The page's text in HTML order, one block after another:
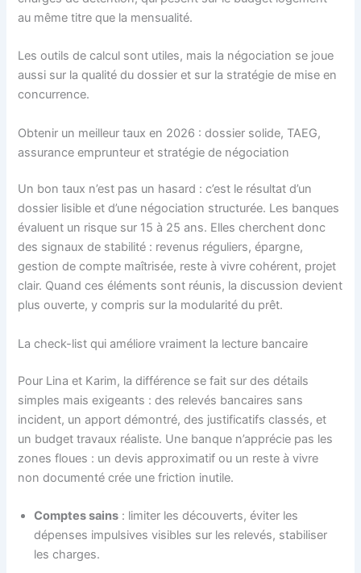
au même titre que la mensualité.
Les outils de calcul sont utiles, mais la négociation se joue
aussi sur la qualité du dossier et sur la stratégie de mise en
concurrence.
Obtenir un meilleur taux en 2026 : dossier solide, TAEG,
assurance emprunteur et stratégie de négociation
Un bon taux n’est pas un hasard : c’est le résultat d’un
dossier lisible et d’une négociation structurée. Les banques
évaluent un risque sur 15 à 25 ans. Elles cherchent donc
des signaux de stabilité : revenus réguliers, épargne,
gestion de compte maîtrisée, reste à vivre cohérent, projet
clair. Quand ces éléments sont réunis, la discussion devient
plus ouverte, y compris sur la modularité du prêt.
La check-list qui améliore vraiment la lecture bancaire
Pour Lina et Karim, la différence se fait sur des détails
simples mais exigeants : des relevés bancaires sans
incident, un apport démontré, des justificatifs classés, et
un budget travaux réaliste. Une banque n’apprécie pas les
zones floues : un devis approximatif ou un reste à vivre
non documenté crée une friction inutile.
Comptes sains : limiter les découverts, éviter les
dépenses impulsives visibles sur les relevés, stabiliser
les charges.